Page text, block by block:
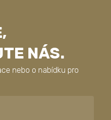
NÁS.
nebo o nabídku pro